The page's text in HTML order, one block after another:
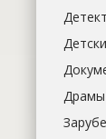
Драмы